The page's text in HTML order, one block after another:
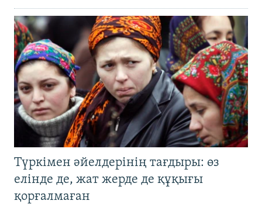
Түркімен әйелдерінің тағдыры: өз
елінде де, жат жерде де құқығы
қорғалмаған